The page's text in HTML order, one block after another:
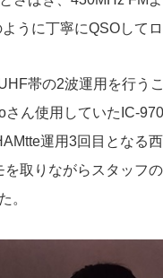
うに丁寧にQSOしてロ
帯の2波運用を行う
ん使用していたIC-
運用3回目となる
取りながらスタッフ
。